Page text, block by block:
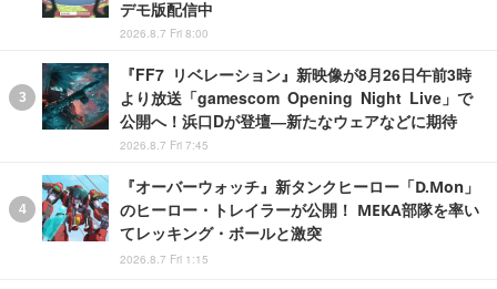
デモ版配信中
2026.8.7 Fri 8:00
『FF7 リベレーション』新映像が8月26日午前3時
より放送「gamescom Opening Night Live」で
公開へ！浜口Dが登壇―新たなウェアなどに期待
2026.8.7 Fri 7:45
『オーバーウォッチ』新タンクヒーロー「D.Mon」
のヒーロー・トレイラーが公開！ MEKA部隊を率い
てレッキング・ボールと激突
2026.8.7 Fri 1:15